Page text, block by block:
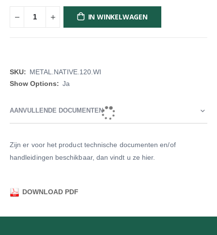
IN WINKELWAGEN
Meer
informatie
METAL.NATIVE.120.WI
Ja
AANVULLENDE DOCUMENTEN
Zijn er voor het product technische documenten en/of
handleidingen beschikbaar, dan vindt u ze hier.
DOWNLOAD PDF